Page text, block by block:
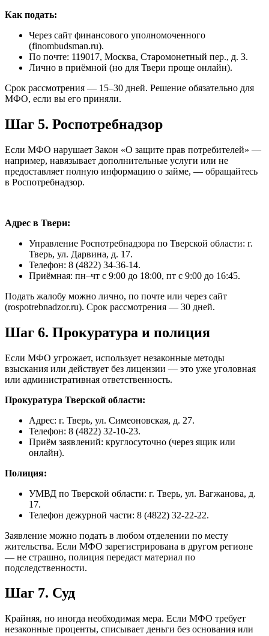
Как подать:
Через сайт финансового уполномоченного
(finombudsman.ru).
По почте: 119017, Москва, Старомонетный пер., д. 3.
Лично в приёмной (но для Твери проще онлайн).
Срок рассмотрения — 15–30 дней. Решение обязательно для
МФО, если вы его приняли.
Шаг 5. Роспотребнадзор
Если МФО нарушает Закон «О защите прав потребителей» —
например, навязывает дополнительные услуги или не
предоставляет полную информацию о займе, — обращайтесь
в Роспотребнадзор.
Адрес в Твери:
Управление Роспотребнадзора по Тверской области: г.
Тверь, ул. Дарвина, д. 17.
Телефон: 8 (4822) 34-36-14.
Приёмная: пн–чт с 9:00 до 18:00, пт с 9:00 до 16:45.
Подать жалобу можно лично, по почте или через сайт
(rospotrebnadzor.ru). Срок рассмотрения — 30 дней.
Шаг 6. Прокуратура и полиция
Если МФО угрожает, использует незаконные методы
взыскания или действует без лицензии — это уже уголовная
или административная ответственность.
Прокуратура Тверской области:
Адрес: г. Тверь, ул. Симеоновская, д. 27.
Телефон: 8 (4822) 32-10-23.
Приём заявлений: круглосуточно (через ящик или
онлайн).
Полиция:
УМВД по Тверской области: г. Тверь, ул. Вагжанова, д.
17.
Телефон дежурной части: 8 (4822) 32-22-22.
Заявление можно подать в любом отделении по месту
жительства. Если МФО зарегистрирована в другом регионе
— не страшно, полиция передаст материал по
подследственности.
Шаг 7. Суд
Крайняя, но иногда необходимая мера. Если МФО требует
незаконные проценты, списывает деньги без основания или